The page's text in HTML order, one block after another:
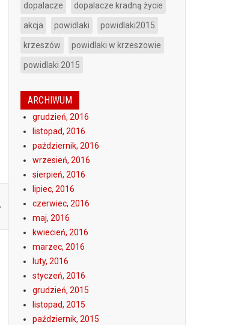
dopalacze dopalacze kradną życie
akcja powidlaki powidlaki2015
krzeszów powidlaki w krzeszowie
powidlaki 2015
ARCHIWUM
grudzień, 2016
listopad, 2016
październik, 2016
wrzesień, 2016
sierpień, 2016
lipiec, 2016
czerwiec, 2016
maj, 2016
kwiecień, 2016
marzec, 2016
luty, 2016
styczeń, 2016
grudzień, 2015
listopad, 2015
październik, 2015